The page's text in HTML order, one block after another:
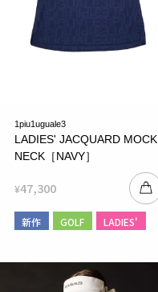
1piu1uguale3
LADIES' JACQUARD MOCK
NECK［NAVY］
¥47,300
新作 GOLF LADIES'